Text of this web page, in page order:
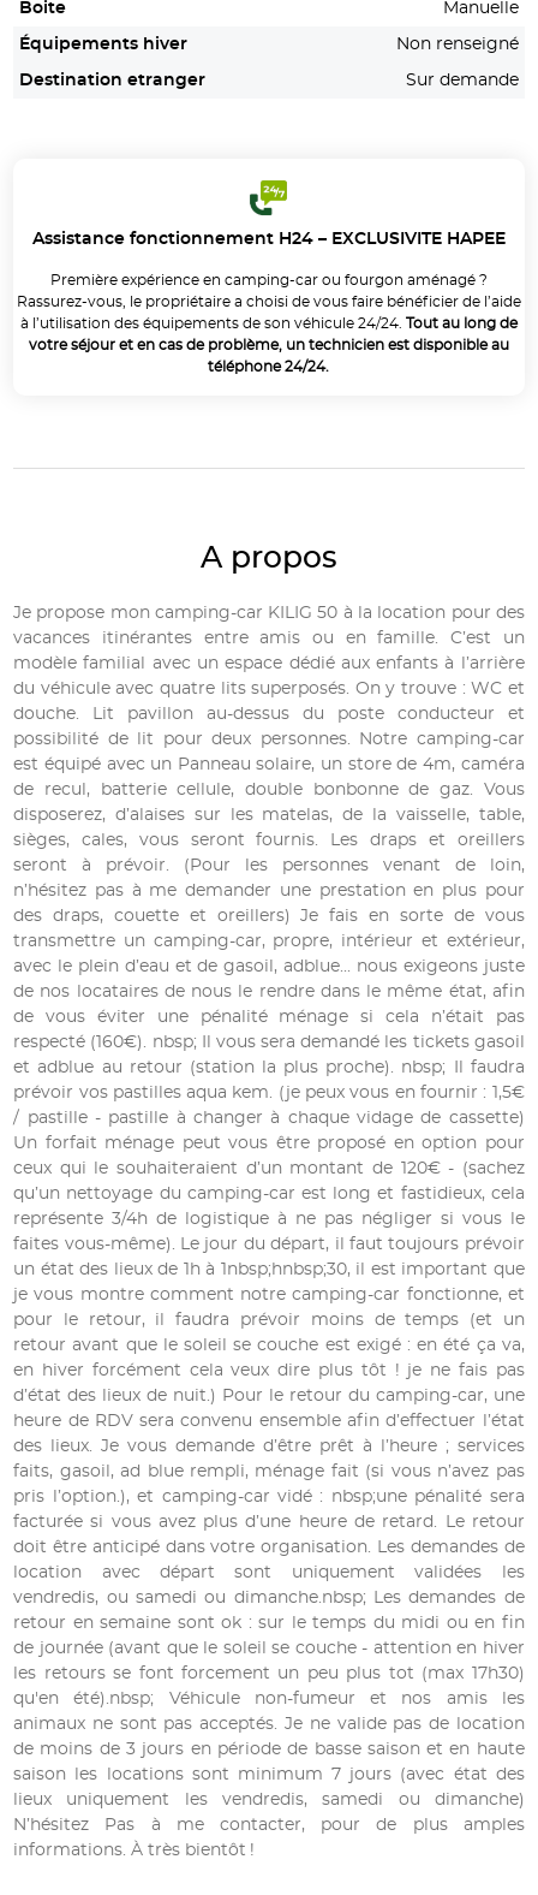
Boite Manuelle
Équipements hiver Non renseigné
Destination etranger Sur demande
Assistance fonctionnement H24 – EXCLUSIVITE HAPEE
Première expérience en camping-car ou fourgon aménagé ?
Rassurez-vous, le propriétaire a choisi de vous faire bénéficier de l’aide
à l’utilisation des équipements de son véhicule 24/24.
Tout au long de
votre séjour et en cas de problème, un technicien est disponible au
téléphone 24/24.
A propos
Je propose mon camping-car KILIG 50 à la location pour des
vacances itinérantes entre amis ou en famille. C’est un
modèle familial avec un espace dédié aux enfants à l’arrière
du véhicule avec quatre lits superposés. On y trouve : WC et
douche. Lit pavillon au-dessus du poste conducteur et
possibilité de lit pour deux personnes. Notre camping-car
est équipé avec un Panneau solaire, un store de 4m, caméra
de recul, batterie cellule, double bonbonne de gaz. Vous
disposerez, d’alaises sur les matelas, de la vaisselle, table,
sièges, cales, vous seront fournis. Les draps et oreillers
seront à prévoir. (Pour les personnes venant de loin,
n’hésitez pas à me demander une prestation en plus pour
des draps, couette et oreillers) Je fais en sorte de vous
transmettre un camping-car, propre, intérieur et extérieur,
avec le plein d’eau et de gasoil, adblue... nous exigeons juste
de nos locataires de nous le rendre dans le même état, afin
de vous éviter une pénalité ménage si cela n’était pas
respecté (160€). nbsp; Il vous sera demandé les tickets gasoil
et adblue au retour (station la plus proche). nbsp; Il faudra
prévoir vos pastilles aqua kem. (je peux vous en fournir : 1,5€
/ pastille - pastille à changer à chaque vidage de cassette)
Un forfait ménage peut vous être proposé en option pour
ceux qui le souhaiteraient d’un montant de 120€ - (sachez
qu’un nettoyage du camping-car est long et fastidieux, cela
représente 3/4h de logistique à ne pas négliger si vous le
faites vous-même). Le jour du départ, il faut toujours prévoir
un état des lieux de 1h à 1nbsp;hnbsp;30, il est important que
je vous montre comment notre camping-car fonctionne, et
pour le retour, il faudra prévoir moins de temps (et un
retour avant que le soleil se couche est exigé : en été ça va,
en hiver forcément cela veux dire plus tôt ! je ne fais pas
d’état des lieux de nuit.) Pour le retour du camping-car, une
heure de RDV sera convenu ensemble afin d’effectuer l’état
des lieux. Je vous demande d’être prêt à l’heure ; services
faits, gasoil, ad blue rempli, ménage fait (si vous n’avez pas
pris l’option.), et camping-car vidé : nbsp;une pénalité sera
facturée si vous avez plus d’une heure de retard. Le retour
doit être anticipé dans votre organisation. Les demandes de
location avec départ sont uniquement validées les
vendredis, ou samedi ou dimanche.nbsp; Les demandes de
retour en semaine sont ok : sur le temps du midi ou en fin
de journée (avant que le soleil se couche - attention en hiver
les retours se font forcement un peu plus tot (max 17h30)
qu'en été).nbsp; Véhicule non-fumeur et nos amis les
animaux ne sont pas acceptés. Je ne valide pas de location
de moins de 3 jours en période de basse saison et en haute
saison les locations sont minimum 7 jours (avec état des
lieux uniquement les vendredis, samedi ou dimanche)
N’hésitez Pas à me contacter, pour de plus amples
informations. À très bientôt !